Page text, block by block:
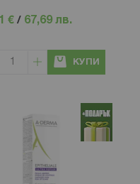
€ / 67,69 лв.
КУПИ